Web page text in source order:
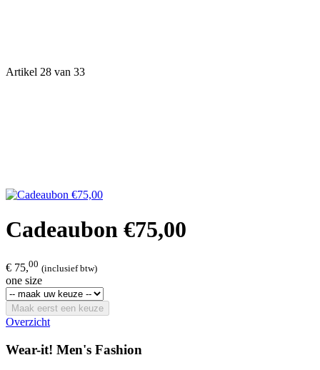
Artikel 28 van 33
Cadeaubon €75,00
€ 75,00 (inclusief btw)
one size
Maak eerst een keuze
Overzicht
Wear-it! Men's Fashion